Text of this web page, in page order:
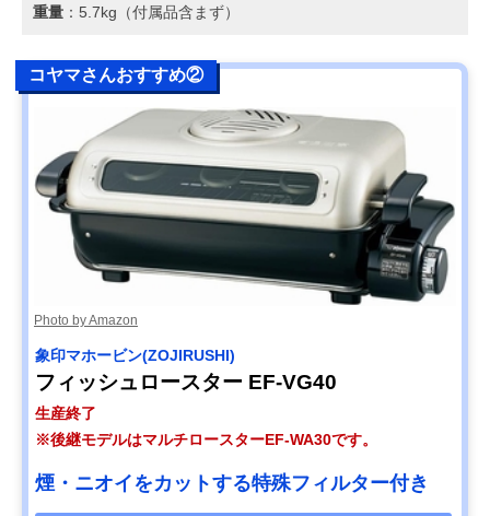
重量 ：5.7kg（付属品含まず）
コヤマさんおすすめ②
Photo by Amazon
象印マホービン(ZOJIRUSHI)
フィッシュロースター EF-VG40
生産終了
※後継モデルはマルチロースターEF-WA30です。
煙・ニオイをカットする特殊フィルター付き